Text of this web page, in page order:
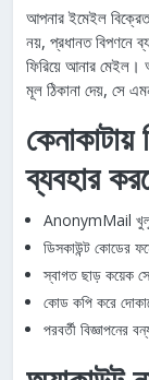
আপনার ইমেইল
নয়, প্রধানত বিপণনে
ফিরিয়ে আনার মেইল।
মূল ঠিকানা দেয়, সে
ব্যবহার
AnonymMail খুলুন
ডিসকাউন্ট কোডের
স্বাগত ছাড় কয়েক
কোড কপি করে
পরবর্তী বিজ্ঞাপনের